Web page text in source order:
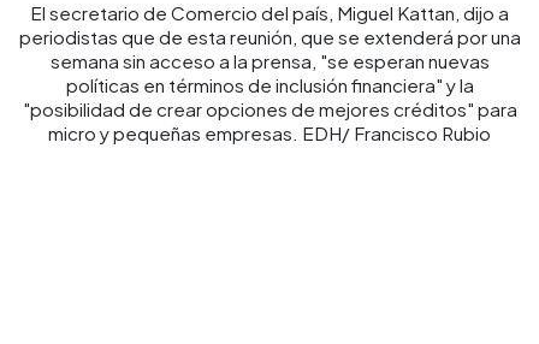
El secretario de Comercio del país, Miguel Kattan, dijo a
periodistas que de esta reunión, que se extenderá por una
semana sin acceso a la prensa, "se esperan nuevas
políticas en términos de inclusión financiera" y la
"posibilidad de crear opciones de mejores créditos" para
micro y pequeñas empresas. EDH/ Francisco Rubio